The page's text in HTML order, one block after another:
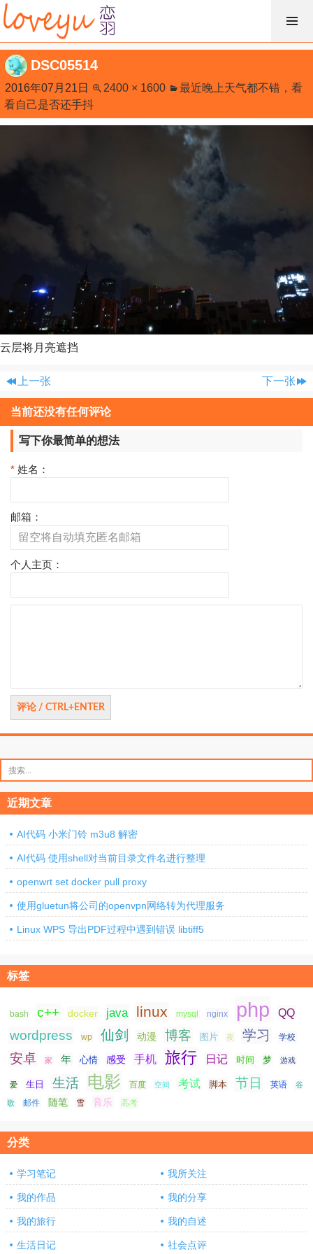
跳
过
内
容
DSC05514
2016年07月21日 2400 × 1600
最近晚上天气都不错，看
看自己是否还手抖
云层将月亮遮挡
上一张 下一张
当前还没有任何评论
写下你最简单的想法
* 姓名：
邮箱：
个人主页：
索：
近期文章
AI代码 小米门铃 m3u8 解密
AI代码 使用shell对当前目录文件名进行整理
openwrt set docker pull proxy
使用gluetun将公司的openvpn网络转为代理服务
Linux WPS 导出PDF过程中遇到错误 libtiff5
标签
bash c++ docker java linux mysql nginx php QQ
wordpress wp 仙剑 动漫 博客 图片 夜 学习 学校
安卓 家 年 心情 感受 手机 旅行 日记 时间 梦 游戏
爱 生日 生活 电影 百度 空间 考试 脚本 节日 英语 谷
歌 邮件 随笔 雪 音乐 高考
分类
学习笔记 我所关注
我的作品 我的分享
我的旅行 我的自述
生活日记 社会点评